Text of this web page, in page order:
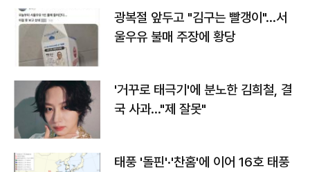
광복절 앞두고 "김구는 빨갱이"…서
울우유 불매 주장에 황당
'거꾸로 태극기'에 분노한 김희철, 결
국 사과…"제 잘못"
태풍 '돌핀'·'찬홈'에 이어 16호 태풍